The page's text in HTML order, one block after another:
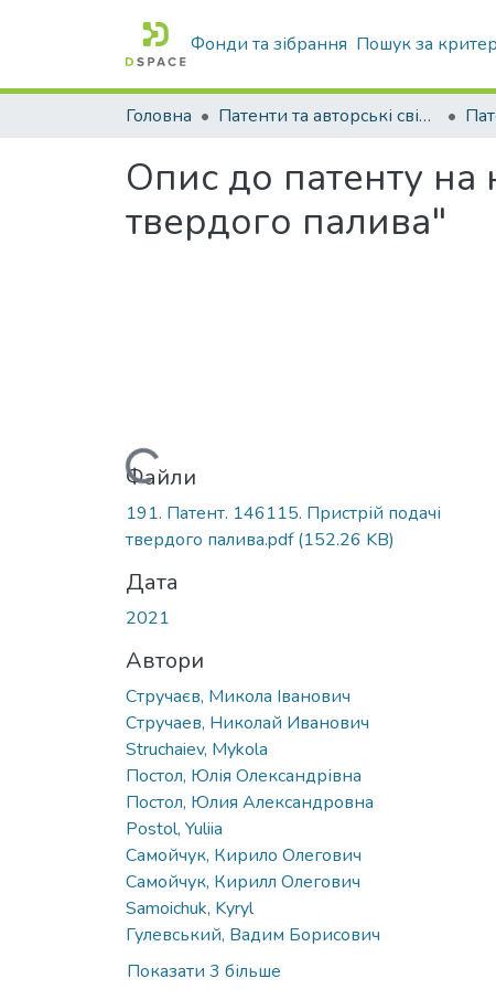
Фонди та зібрання Пошук за
Головна Патенти та авторські свідоцтва
Опис до патенту
твердого палива"
Вантажиться...
Файли
191. Патент. 146115. Пристрій подачі
твердого палива.pdf(152.26 KB)
Дата
2021
Автори
Стручаєв, Микола Іванович
Стручаев, Николай Иванович
Struchaiev, Mykola
Постол, Юлія Олександрівна
Постол, Юлия Александровна
Postol, Yuliia
Самойчук, Кирило Олегович
Самойчук, Кирилл Олегович
Samoichuk, Kyryl
Гулевський, Вадим Борисович
Показати 3 більше